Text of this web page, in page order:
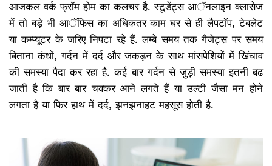
आजकल वर्क फ्रॉम होम का कलचर है. स्टूडेंट्स आॅनलाइन क्लासेज
में तो बड़े भी आॅफिस का अधिकतर काम घर से ही लैपटॉप, टेबलेट
या कम्प्यूटर के जरिए निपटा रहे हैं. लम्बे समय तक गैजेट्स पर समय
बिताना कंधों, गर्दन में दर्द और जकड़न के साथ मांसपेशियों में खिंचाव
की समस्या पैदा कर रहा है. कई बार गर्दन से जुड़ी समस्या इतनी बढ
जाती है कि बार बार चक्कर आने लगते हैं या उल्टी जैसा मन होने
लगता है या फिर हाथ में दर्द, झनझनाहट महसूस होती है.